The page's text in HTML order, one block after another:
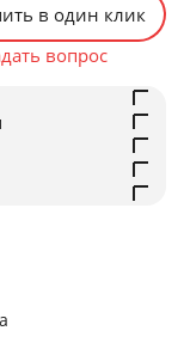
в один клик
вопрос